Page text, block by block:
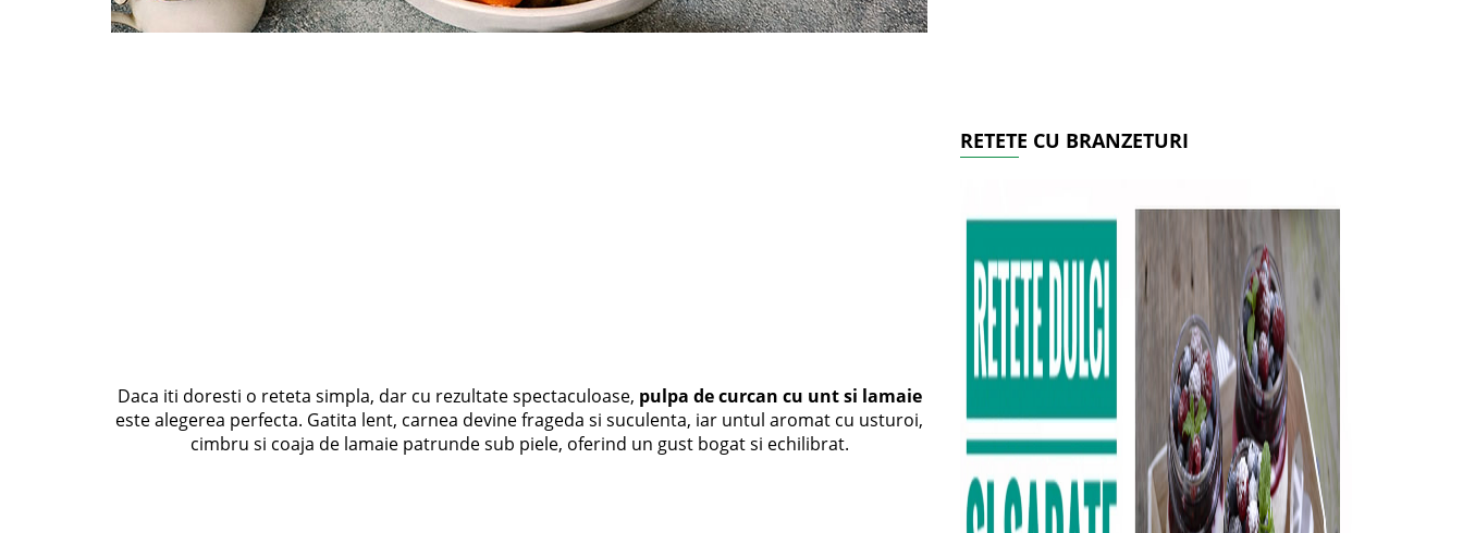
Daca iti doresti o reteta simpla, dar cu rezultate spectaculoase, pulpa de curcan cu unt si lamaie
este alegerea perfecta. Gatita lent, carnea devine frageda si suculenta, iar untul aromat cu usturoi,
cimbru si coaja de lamaie patrunde sub piele, oferind un gust bogat si echilibrat.
RETETE CU BRANZETURI